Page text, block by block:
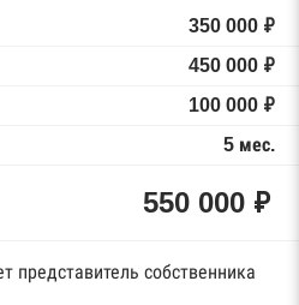
350 000 ₽
450 000 ₽
100 000 ₽
5 мес.
550 000 ₽
представитель собственника